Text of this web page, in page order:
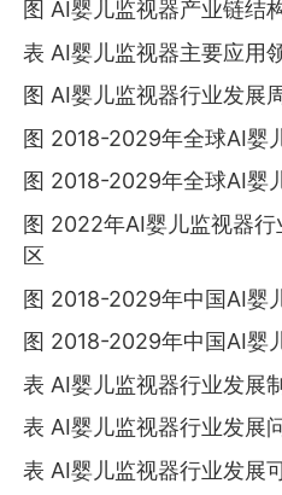
图 AI婴儿监视器产业链结
表 AI婴儿监视器主要应用
图 AI婴儿监视器行业发展
图 2018-2029年全球AI婴
图 2018-2029年全球AI婴
图 2022年AI婴儿监视器
区
图 2018-2029年中国AI婴
图 2018-2029年中国AI婴
表 AI婴儿监视器行业发展
表 AI婴儿监视器行业发展
表 AI婴儿监视器行业发展